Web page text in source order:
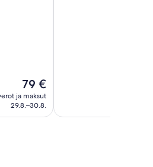
Hinta
on
79 €
79 €
ja maksut
29.8.–30.8.